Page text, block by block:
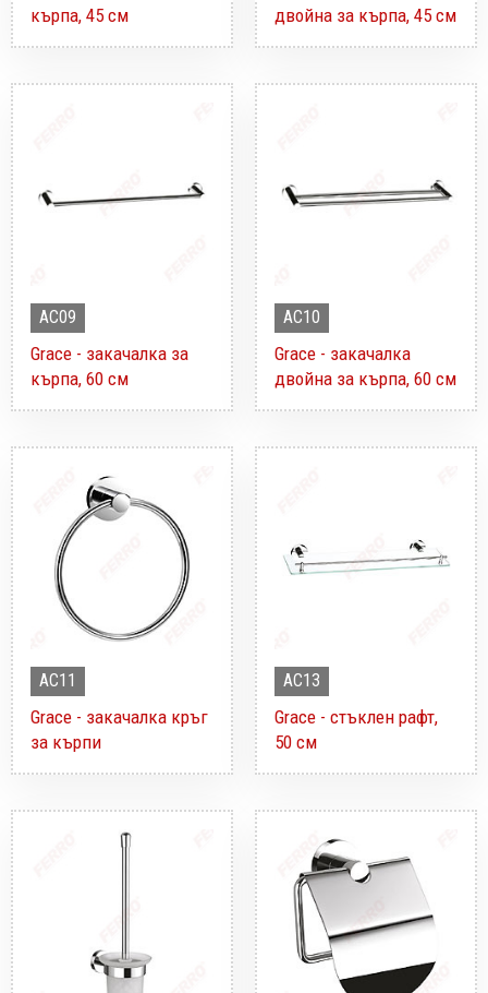
кърпа, 45 см
двойна за кърпа, 45 см
AC09
Grace - закачалка за
кърпа, 60 см
AC10
Grace - закачалка
двойна за кърпа, 60 см
AC11
Grace - закачалка кръг
за кърпи
AC13
Grace - стъклен рафт,
50 см